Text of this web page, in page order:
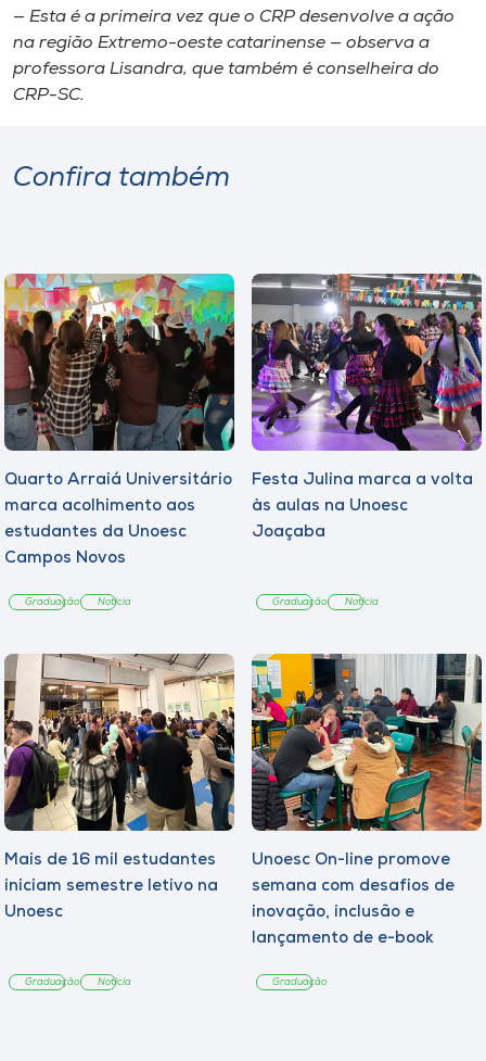
— Esta é a primeira vez que o CRP desenvolve a ação
na região Extremo-oeste catarinense — observa a
professora Lisandra, que também é conselheira do
CRP-SC.
Confira também
Quarto Arraiá Universitário
marca acolhimento aos
estudantes da Unoesc
Campos Novos
Graduação Notícia
Festa Julina marca a volta
às aulas na Unoesc
Joaçaba
Graduação Notícia
Mais de 16 mil estudantes
iniciam semestre letivo na
Unoesc
Graduação Notícia
Unoesc On-line promove
semana com desafios de
inovação, inclusão e
lançamento de e-book
Graduação